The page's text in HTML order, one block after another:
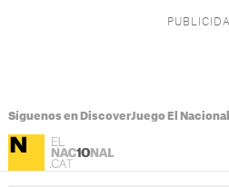
Síguenos en DiscoverJuego El Nacional